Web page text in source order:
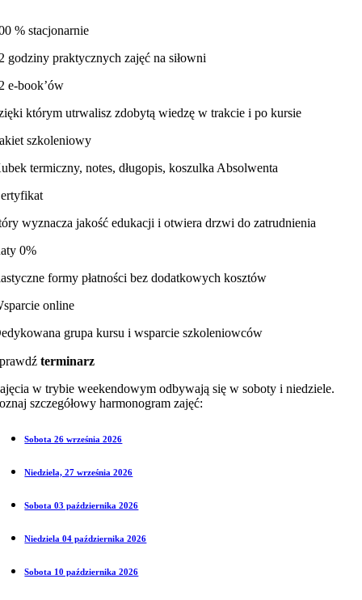
% stacjonarnie
godziny praktycznych zajęć na siłowni
e-book’ów
którym utrwalisz zdobytą wiedzę w trakcie i po kursie
szkoleniowy
termiczny, notes, długopis, koszulka Absolwenta
wyznacza jakość edukacji i otwiera drzwi do zatrudnienia
0%
formy płatności bez dodatkowych kosztów
online
grupa kursu i wsparcie szkoleniowców
terminarz
w trybie weekendowym odbywają się w soboty i niedziele.
szczegółowy harmonogram zajęć:
Sobota 26 września 2026
Niedziela, 27 września 2026
Sobota 03 października 2026
Niedziela 04 października 2026
Sobota 10 października 2026